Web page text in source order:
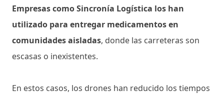
Empresas como Sincronía Logística los han
utilizado para entregar medicamentos en
comunidades aisladas, donde las carreteras son
escasas o inexistentes.
En estos casos, los drones han reducido los tiempos